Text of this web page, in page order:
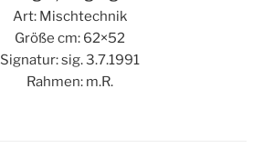
Art: Mischtechnik
Größe cm: 62×52
Signatur: sig. 3.7.1991
Rahmen: m.R.